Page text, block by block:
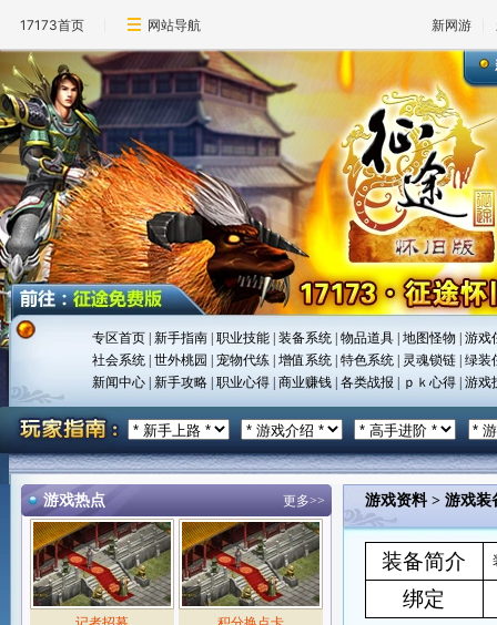
17173首页 网站导航 新网游
专区首页 |新手指南 |职业技能 |装备系统 |物品道具 |地图怪物 |游戏
社会系统 |世外桃园 |宠物代练 |增值系统 |特色系统 灵魂锁链 |绿装
新闻中心 |新手攻略 |职业心得 |商业赚钱 |各类战报 ｐｋ心得 |游戏
游戏热点 更多>> 游戏资料> 游戏装
装备简介
绑定